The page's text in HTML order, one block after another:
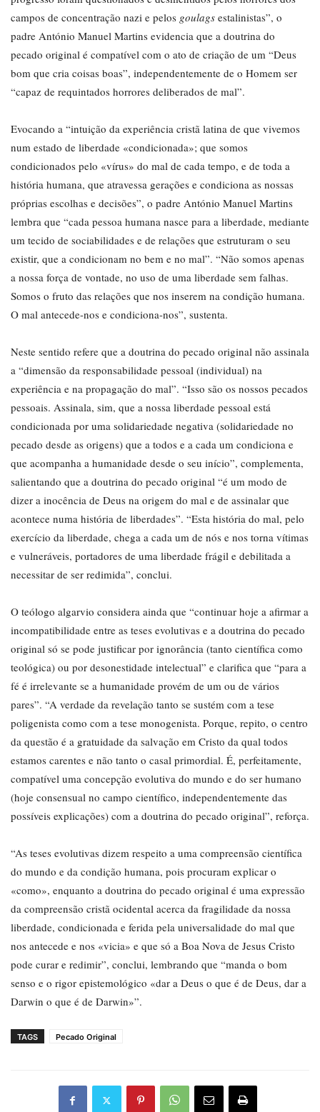
campos de concentração nazi e pelos goulags estalinistas”, o
padre António Manuel Martins evidencia que a doutrina do
pecado original é compatível com o ato de criação de um “Deus
bom que cria coisas boas”, independentemente de o Homem ser
“capaz de requintados horrores deliberados de mal”.
Evocando a “intuição da experiência cristã latina de que vivemos
num estado de liberdade «condicionada»; que somos
condicionados pelo «vírus» do mal de cada tempo, e de toda a
história humana, que atravessa gerações e condiciona as nossas
próprias escolhas e decisões”, o padre António Manuel Martins
lembra que “cada pessoa humana nasce para a liberdade, mediante
um tecido de sociabilidades e de relações que estruturam o seu
existir, que a condicionam no bem e no mal”. “Não somos apenas
a nossa força de vontade, no uso de uma liberdade sem falhas.
Somos o fruto das relações que nos inserem na condição humana.
O mal antecede-nos e condiciona-nos”, sustenta.
Neste sentido refere que a doutrina do pecado original não assinala
a “dimensão da responsabilidade pessoal (individual) na
experiência e na propagação do mal”. “Isso são os nossos pecados
pessoais. Assinala, sim, que a nossa liberdade pessoal está
condicionada por uma solidariedade negativa (solidariedade no
pecado desde as origens) que a todos e a cada um condiciona e
que acompanha a humanidade desde o seu início”, complementa,
salientando que a doutrina do pecado original “é um modo de
dizer a inocência de Deus na origem do mal e de assinalar que
acontece numa história de liberdades”. “Esta história do mal, pelo
exercício da liberdade, chega a cada um de nós e nos torna vítimas
e vulneráveis, portadores de uma liberdade frágil e debilitada a
necessitar de ser redimida”, conclui.
O teólogo algarvio considera ainda que “continuar hoje a afirmar a
incompatibilidade entre as teses evolutivas e a doutrina do pecado
original só se pode justificar por ignorância (tanto científica como
teológica) ou por desonestidade intelectual” e clarifica que “para a
fé é irrelevante se a humanidade provém de um ou de vários
pares”. “A verdade da revelação tanto se sustém com a tese
poligenista como com a tese monogenista. Porque, repito, o centro
da questão é a gratuidade da salvação em Cristo da qual todos
estamos carentes e não tanto o casal primordial. É, perfeitamente,
compatível uma concepção evolutiva do mundo e do ser humano
(hoje consensual no campo científico, independentemente das
possíveis explicações) com a doutrina do pecado original”, reforça.
“As teses evolutivas dizem respeito a uma compreensão científica
do mundo e da condição humana, pois procuram explicar o
«como», enquanto a doutrina do pecado original é uma expressão
da compreensão cristã ocidental acerca da fragilidade da nossa
liberdade, condicionada e ferida pela universalidade do mal que
nos antecede e nos «vicia» e que só a Boa Nova de Jesus Cristo
pode curar e redimir”, conclui, lembrando que “manda o bom
senso e o rigor epistemológico «dar a Deus o que é de Deus, dar a
Darwin o que é de Darwin»”.
TAGS Pecado Original